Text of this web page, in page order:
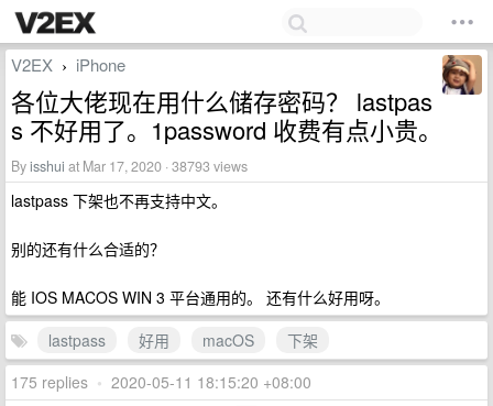
V2EX › iPhone
各位大佬现在用什么储存密码？ lastpas
s 不好用了。1password 收费有点小贵。
Byisshui at Mar 17, 2020 · 38793 views
lastpass 下架也不再支持中文。
别的还有什么合适的？
能 IOS MACOS WIN 3 平台通用的。 还有什么好用呀。
lastpass
好用 macOS
下架
175 replies • 2020-05-11 18:15:20 +08:00